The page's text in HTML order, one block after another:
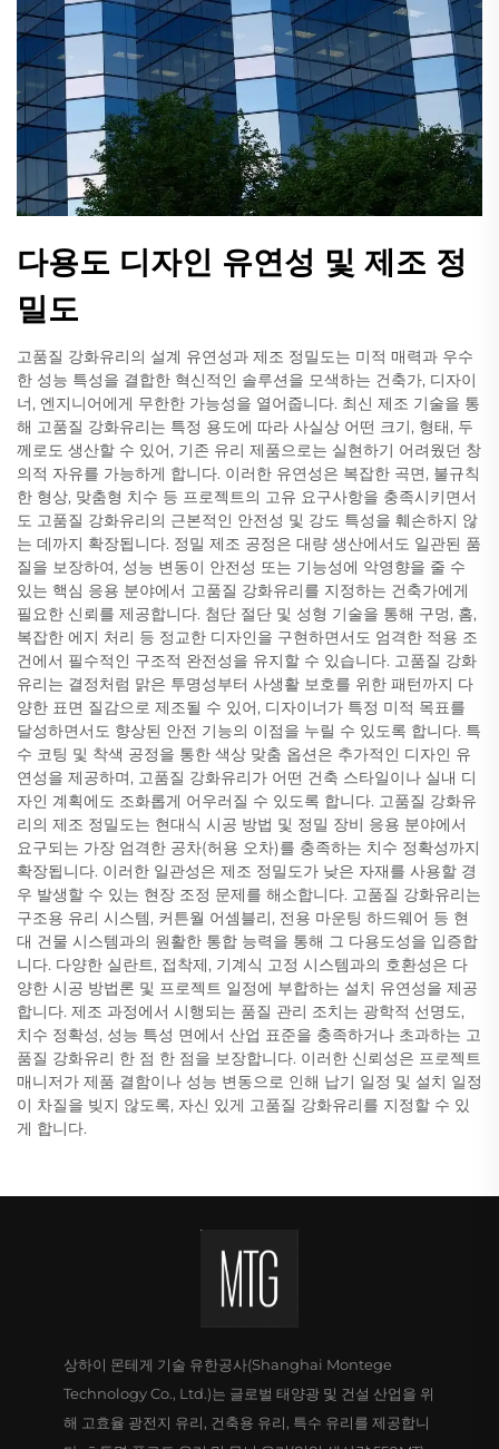
다용도 디자인 유연성 및 제조 정
밀도
고품질 강화유리의 설계 유연성과 제조 정밀도는 미적 매력과 우수
한 성능 특성을 결합한 혁신적인 솔루션을 모색하는 건축가, 디자이
너, 엔지니어에게 무한한 가능성을 열어줍니다. 최신 제조 기술을 통
해 고품질 강화유리는 특정 용도에 따라 사실상 어떤 크기, 형태, 두
께로도 생산할 수 있어, 기존 유리 제품으로는 실현하기 어려웠던 창
의적 자유를 가능하게 합니다. 이러한 유연성은 복잡한 곡면, 불규칙
한 형상, 맞춤형 치수 등 프로젝트의 고유 요구사항을 충족시키면서
도 고품질 강화유리의 근본적인 안전성 및 강도 특성을 훼손하지 않
는 데까지 확장됩니다. 정밀 제조 공정은 대량 생산에서도 일관된 품
질을 보장하여, 성능 변동이 안전성 또는 기능성에 악영향을 줄 수
있는 핵심 응용 분야에서 고품질 강화유리를 지정하는 건축가에게
필요한 신뢰를 제공합니다. 첨단 절단 및 성형 기술을 통해 구멍, 홈,
복잡한 에지 처리 등 정교한 디자인을 구현하면서도 엄격한 적용 조
건에서 필수적인 구조적 완전성을 유지할 수 있습니다. 고품질 강화
유리는 결정처럼 맑은 투명성부터 사생활 보호를 위한 패턴까지 다
양한 표면 질감으로 제조될 수 있어, 디자이너가 특정 미적 목표를
달성하면서도 향상된 안전 기능의 이점을 누릴 수 있도록 합니다. 특
수 코팅 및 착색 공정을 통한 색상 맞춤 옵션은 추가적인 디자인 유
연성을 제공하며, 고품질 강화유리가 어떤 건축 스타일이나 실내 디
자인 계획에도 조화롭게 어우러질 수 있도록 합니다. 고품질 강화유
리의 제조 정밀도는 현대식 시공 방법 및 정밀 장비 응용 분야에서
요구되는 가장 엄격한 공차(허용 오차)를 충족하는 치수 정확성까지
확장됩니다. 이러한 일관성은 제조 정밀도가 낮은 자재를 사용할 경
우 발생할 수 있는 현장 조정 문제를 해소합니다. 고품질 강화유리는
구조용 유리 시스템, 커튼월 어셈블리, 전용 마운팅 하드웨어 등 현
대 건물 시스템과의 원활한 통합 능력을 통해 그 다용도성을 입증합
니다. 다양한 실란트, 접착제, 기계식 고정 시스템과의 호환성은 다
양한 시공 방법론 및 프로젝트 일정에 부합하는 설치 유연성을 제공
합니다. 제조 과정에서 시행되는 품질 관리 조치는 광학적 선명도,
치수 정확성, 성능 특성 면에서 산업 표준을 충족하거나 초과하는 고
품질 강화유리 한 점 한 점을 보장합니다. 이러한 신뢰성은 프로젝트
매니저가 제품 결함이나 성능 변동으로 인해 납기 일정 및 설치 일정
이 차질을 빚지 않도록, 자신 있게 고품질 강화유리를 지정할 수 있
게 합니다.
상하이 몬테게 기술 유한공사(Shanghai Montege
Technology Co., Ltd.)는 글로벌 태양광 및 건설 산업을 위
해 고효율 광전지 유리, 건축용 유리, 특수 유리를 제공합니